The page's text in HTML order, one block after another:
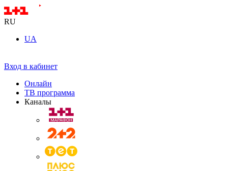
RU
UA
Вход в кабинет
Онлайн
ТВ программа
Каналы